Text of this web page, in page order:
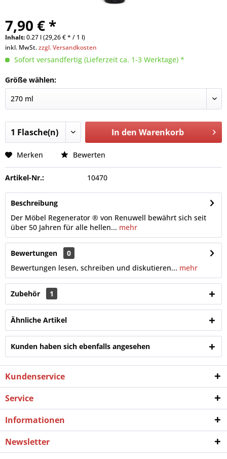
7,90 € *
Inhalt:0.27 l (29,26 € * / 1 l)
inkl. MwSt.zzgl. Versandkosten
Sofort versandfertig (Lieferzeit ca. 1-3 Werktage) *
Größe wählen:
In den Warenkorb
Merken Bewerten
Artikel-Nr.: 10470
Beschreibung
Der Möbel Regenerator ® von Renuwell bewährt sich seit
über 50 Jahren für alle hellen... mehr
Bewertungen
0
Bewertungen lesen, schreiben und diskutieren... mehr
Zubehör 1
Ähnliche Artikel
Kunden haben sich ebenfalls angesehen
Kundenservice
Service
Informationen
Newsletter